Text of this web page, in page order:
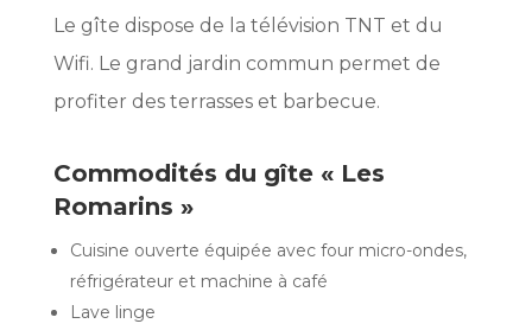
Le gîte dispose de la télévision TNT et du
Wifi. Le grand jardin commun permet de
profiter des terrasses et barbecue.
Commodités du gîte « Les
Romarins »
Cuisine ouverte équipée avec four micro-ondes,
réfrigérateur et machine à café
Lave linge